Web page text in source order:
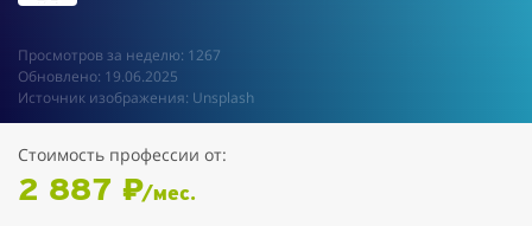
Просмотров за неделю: 1267
Обновлено: 19.06.2025
Источник изображения: Unsplash
Стоимость профессии от:
2 887 ₽/мес.